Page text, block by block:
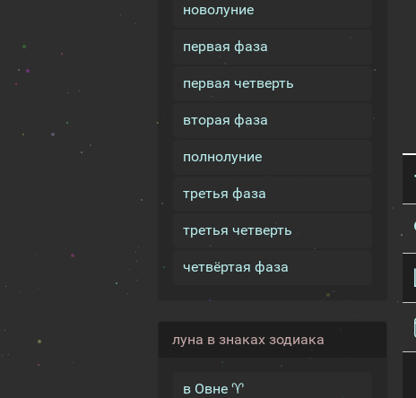
новолуние
первая фаза
первая четверть
вторая фаза
полнолуние
третья фаза
третья четверть
четвёртая фаза
луна в знаках зодиака
в Овне ♈